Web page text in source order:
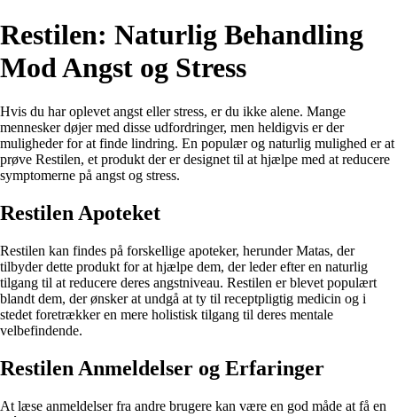
Restilen: Naturlig Behandling
Mod Angst og Stress
Hvis du har oplevet angst eller stress, er du ikke alene. Mange
mennesker døjer med disse udfordringer, men heldigvis er der
muligheder for at finde lindring. En populær og naturlig mulighed er at
prøve Restilen, et produkt der er designet til at hjælpe med at reducere
symptomerne på angst og stress.
Restilen Apoteket
Restilen kan findes på forskellige apoteker, herunder Matas, der
tilbyder dette produkt for at hjælpe dem, der leder efter en naturlig
tilgang til at reducere deres angstniveau. Restilen er blevet populært
blandt dem, der ønsker at undgå at ty til receptpligtig medicin og i
stedet foretrækker en mere holistisk tilgang til deres mentale
velbefindende.
Restilen Anmeldelser og Erfaringer
At læse anmeldelser fra andre brugere kan være en god måde at få en